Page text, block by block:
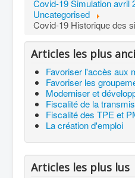
Covid-19 Simulation avril
Uncategorised
Covid-19 Historique des
Articles les plus
Favoriser l'accès aux
Favoriser les
Moderniser et
Fiscalité de la
Fiscalité des TPE et
La création d'emploi
Articles les plus lus